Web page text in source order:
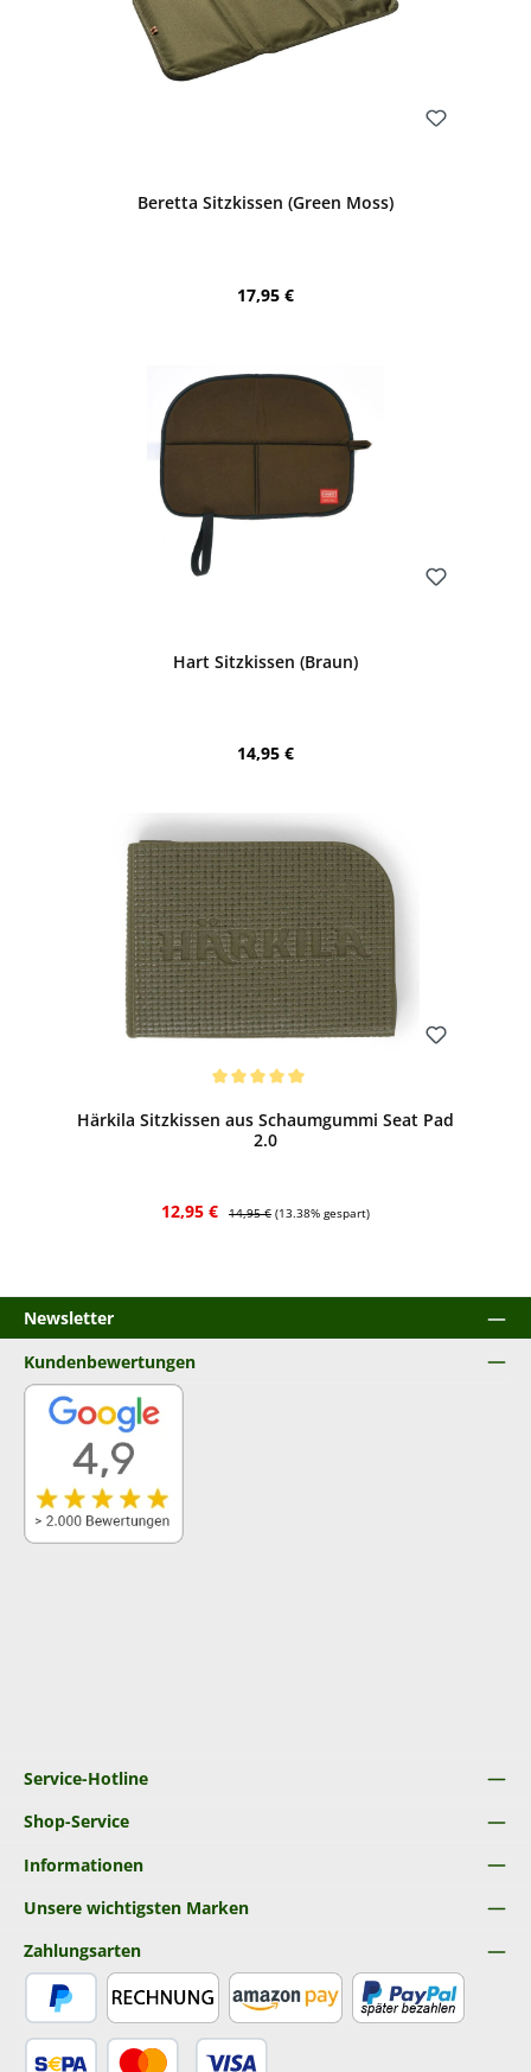
Beretta Sitzkissen (Green Moss)
Regulärer Preis:
17,95 €
Hart Sitzkissen (Braun)
Regulärer Preis:
14,95 €
Härkila Sitzkissen aus Schaumgummi Seat Pad
2.0
Verkaufspreis:
12,95 € Regulärer Preis:
14,95 € (13.38% gespart)
Newsletter
Service-Hotline
Shop-Service
Informationen
Unsere wichtigsten Marken
Kundenbewertungen
Zahlungsarten